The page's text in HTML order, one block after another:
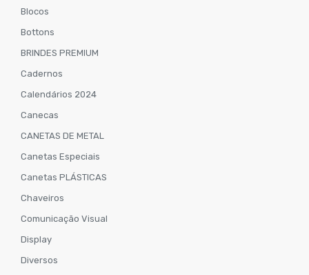
Blocos
Bottons
BRINDES PREMIUM
Cadernos
Calendários 2024
Canecas
CANETAS DE METAL
Canetas Especiais
Canetas PLÁSTICAS
Chaveiros
Comunicação Visual
Display
Diversos